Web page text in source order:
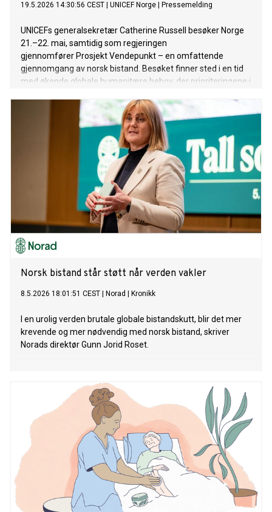
19.5.2026 14:30:56 CEST UNICEF Norge Pressemelding
UNICEFs generalsekretær Catherine Russell besøker Norge
21.–22. mai, samtidig som regjeringen
gjennomfører Prosjekt Vendepunkt – en omfattende
gjennomgang av norsk bistand. Besøket finner sted i en tid
med økende globale humanitære behov, der prioriteringene i
i noen av verdens mest utsatte områder.
Norsk bistand står støtt når verden vakler
8.5.2026 18:01:51 CEST Norad Kronikk
I en urolig verden brutale globale bistandskutt, blir det mer
krevende og mer nødvendig med norsk bistand, skriver
Norads direktør Gunn Jorid Roset.